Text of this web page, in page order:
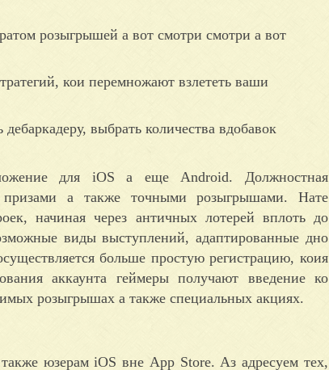
розыгрышей а вот смотри смотри а вот
кои перемножают взлететь ваши
выбрать количества вдобавок
для iOS а еще Android. Должностная
призами а также точными розыгрышами. Нате
начиная через античных лотерей вплоть до
виды выступлений, адаптированные дно
больше простую регистрацию, коия
аккаунта геймеры получают введение ко
розыгрышах а также специальных акциях.
юзерам iOS вне App Store. Аз адресуем тех,